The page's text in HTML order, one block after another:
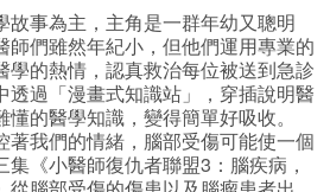
事為主，主角是一群年幼又聰明
師們雖然年紀小，但他們運用專業的
學的熱情，認真救治每位被送到急診
透過「漫畫式知識站」，穿插說明醫
的醫學知識，變得簡單好吸收。
我們的情緒，腦部受傷可能使一個
集《小醫師復仇者聯盟3：腦疾病，